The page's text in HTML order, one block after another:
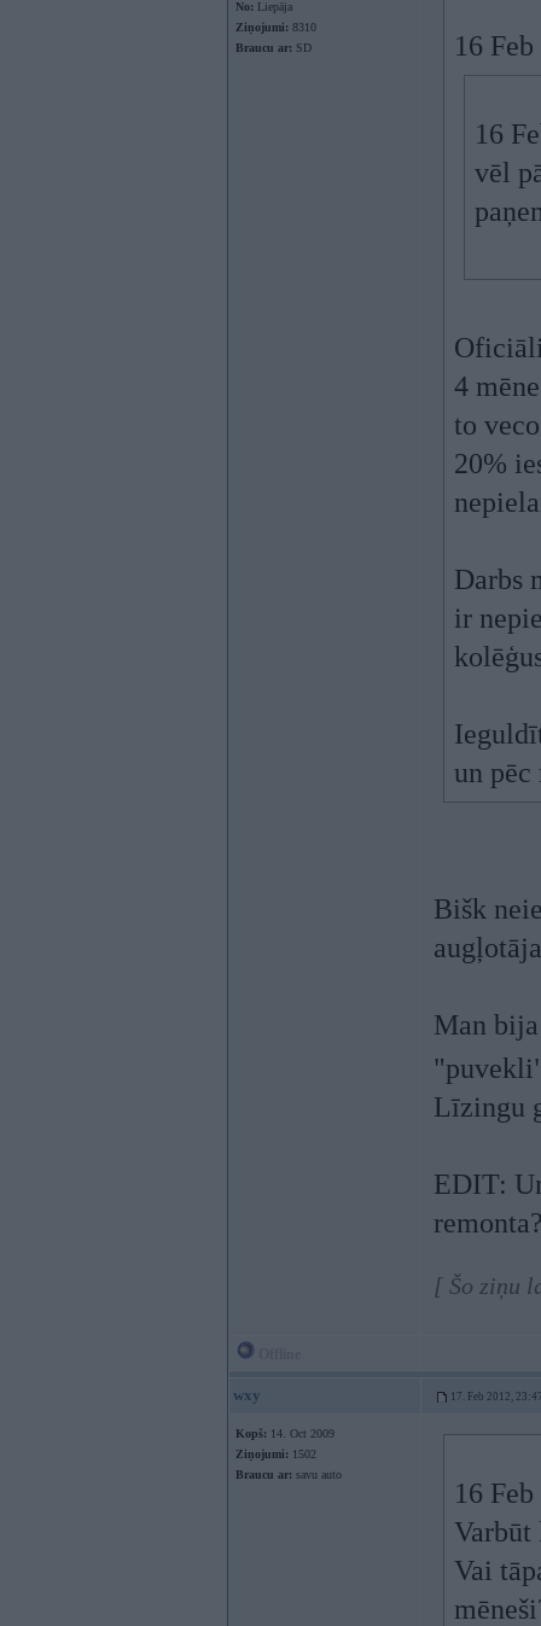
No: Liepāja
Ziņojumi: 8310
Braucu ar: SD 16
16
vēl
4
to
20%
Darbs
ir
un
Bišk
Man
Līzingu
EDIT:
[ Šo ziņu
wxy 17. Feb 2012,
Kopš: 14. Oct 2009
Ziņojumi: 1502
Braucu ar: savu auto
16
Vai